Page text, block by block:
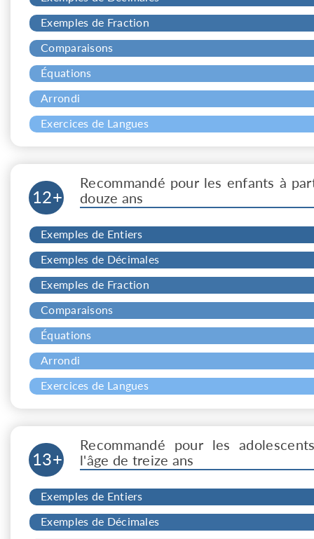
Exemples de Fraction
Comparaisons
Équations
Arrondi
Exercices de Langues
12+
Recommandé pour les enfants à
douze ans
Exemples de Entiers
Exemples de Décimales
Exemples de Fraction
Comparaisons
Équations
Arrondi
Exercices de Langues
13+
Recommandé pour les
l'âge de treize ans
Exemples de Entiers
Exemples de Décimales